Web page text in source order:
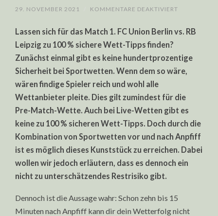
29. NOVEMBER 2021 KOMMENTARE DEAKTIVIERT
SICHERE
UNION
VS.
Lassen sich für das Match 1. FC Union Berlin vs. RB
Leipzig zu 100 % sichere Wett-Tipps finden?
Zunächst einmal gibt es keine hundertprozentige
Sicherheit bei Sportwetten. Wenn dem so wäre,
wären findige Spieler reich und wohl alle
Wettanbieter pleite. Dies gilt zumindest für die
Pre-Match-Wette. Auch bei Live-Wetten gibt es
keine zu 100 % sicheren Wett-Tipps. Doch durch die
Kombination von Sportwetten vor und nach Anpfiff
ist es möglich dieses Kunststück zu erreichen. Dabei
wollen wir jedoch erläutern, dass es dennoch ein
nicht zu unterschätzendes Restrisiko gibt.
Dennoch ist die Aussage wahr: Schon zehn bis 15
Minuten nach Anpfiff kann dir dein Wetterfolg nicht